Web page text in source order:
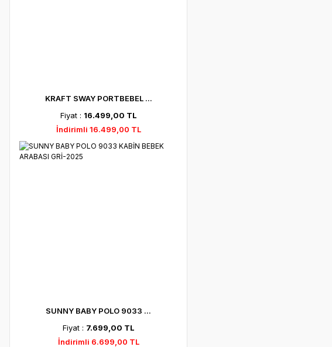
KRAFT SWAY PORTBEBEL ...
Fiyat : 16.499,00 TL
İndirimli 16.499,00 TL
SUNNY BABY POLO 9033 ...
Fiyat : 7.699,00 TL
İndirimli 6.699,00 TL